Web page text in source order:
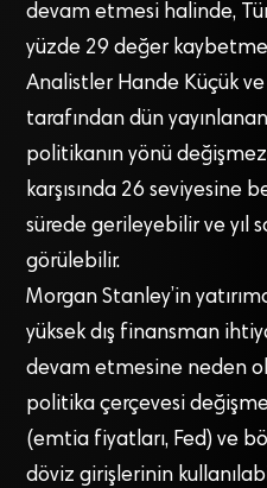
devam etmesi halinde,
yüzde 29 değer
Analistler Hande Küçük
tarafından dün
politikanın yönü değişmez
karşısında 26 seviyesine
sürede gerileyebilir ve yıl
görülebilir.
Morgan Stanley’in
yüksek dış finansman
devam etmesine neden
politika çerçevesi
(emtia fiyatları, Fed) ve
döviz girişlerinin